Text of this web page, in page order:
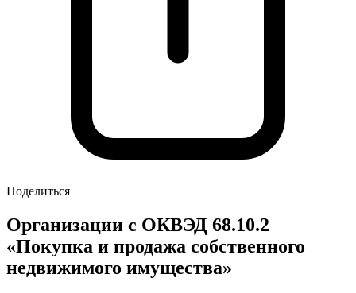
Поделиться
Организации с ОКВЭД 68.10.2
«Покупка и продажа собственного
недвижимого имущества»